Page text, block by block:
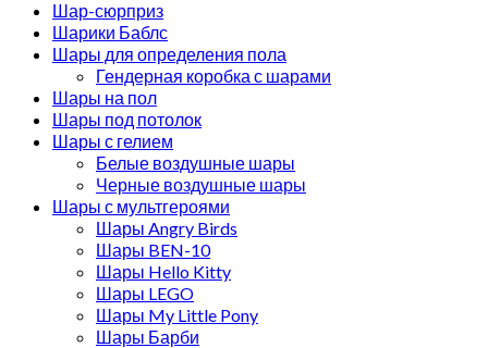
Шар-сюрприз
Шарики Баблс
Шары для определения пола
Гендерная коробка с шарами
Шары на пол
Шары под потолок
Шары с гелием
Белые воздушные шары
Черные воздушные шары
Шары с мультгероями
Шары Angry Birds
Шары BEN-10
Шары Hello Kitty
Шары LEGO
Шары My Little Pony
Шары Барби